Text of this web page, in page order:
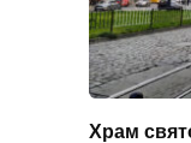
Храм